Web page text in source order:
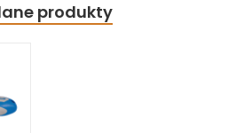
produkty